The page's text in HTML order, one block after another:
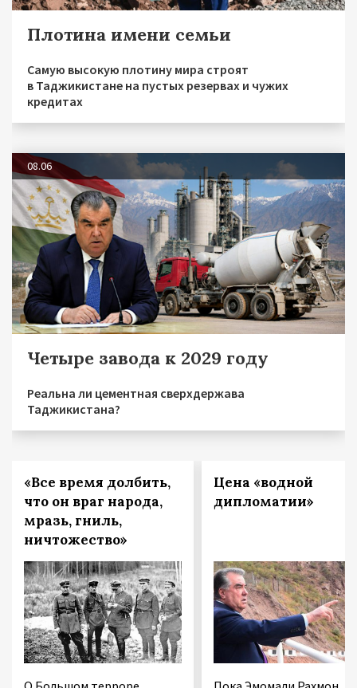
Плотина имени семьи
Самую высокую плотину мира строят
в Таджикистане на пустых резервах и чужих
кредитах
08.06
Четыре завода к 2029 году
Реальна ли цементная сверхдержава
Таджикистана?
«Все время долбить,
что он враг народа,
мразь, гниль,
ничтожество»
Цена «водной
дипломатии»